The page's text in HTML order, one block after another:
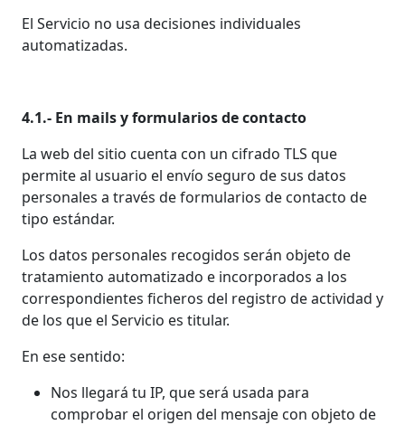
El Servicio no usa decisiones individuales
automatizadas.
4.1.- En mails y formularios de contacto
La web del sitio cuenta con un cifrado TLS que
permite al usuario el envío seguro de sus datos
personales a través de formularios de contacto de
tipo estándar.
Los datos personales recogidos serán objeto de
tratamiento automatizado e incorporados a los
correspondientes ficheros del registro de actividad y
de los que el Servicio es titular.
En ese sentido:
Nos llegará tu IP, que será usada para
comprobar el origen del mensaje con objeto de